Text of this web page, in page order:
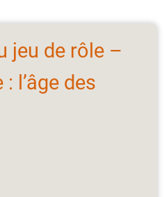
jeu de rôle –
l’âge des